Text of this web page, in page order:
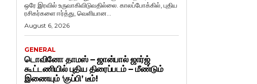
ஒரே இரவில் உருவாகிவிடுவதில்லை. காலப்போக்கில், புதிய
ரசிகர்களை ஈர்த்து, வெளியான...
August 6, 2026
GENERAL
டொவினோ தாமஸ் – ஜான்பால் ஜார்ஜ்
கூட்டணியில் புதிய திரைப்படம் – மீண்டும்
இணையும் ‘குப்பி’ டீம்!